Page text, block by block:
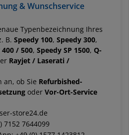
& Wunschservice
Typenbezeichnung Ihres
B. Speedy 100, Speedy 300,
400 / 500, Speedy SP 1500, Q-
Rayjet / Laserati /
an, ob Sie Refurbished-
oder Vor-Ort-Service
store24.de
7152 7644099